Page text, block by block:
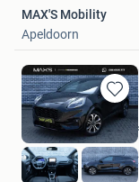
MAX'S Mobility
Apeldoorn
Bewaren
in
Mijn